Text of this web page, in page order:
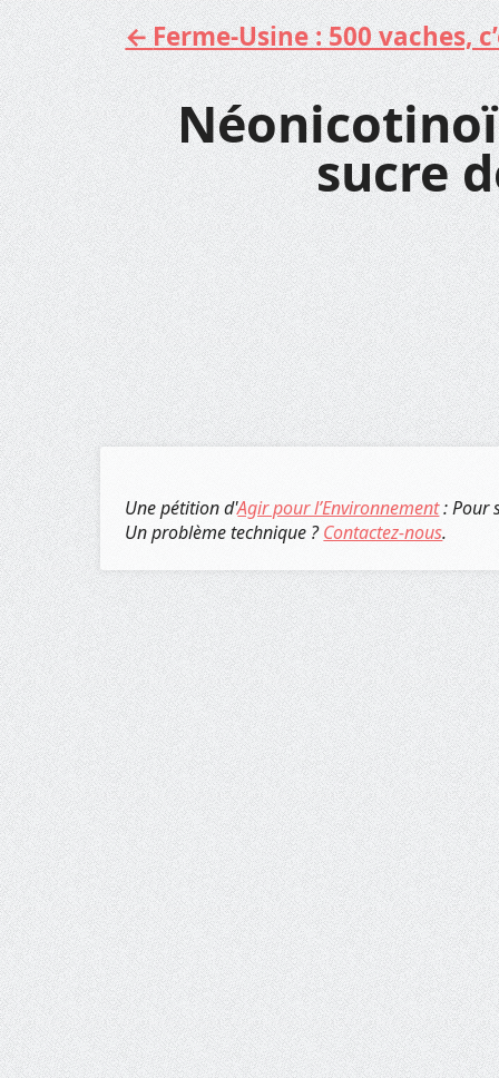
Aller
au
contenu
Ferme-Usine : 500 vaches,
sucre
Une pétition d'Agir pour l’Environnement: Pour
Un problème technique ?Contactez-nous.